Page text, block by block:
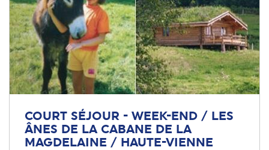
COURT SÉJOUR - WEEK-END / LES
ÂNES DE LA CABANE DE LA
MAGDELAINE / HAUTE-VIENNE